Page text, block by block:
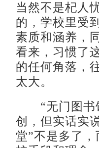
当然不是杞人
的，学校里受
素质和涵养，
看来，习惯了
的任何角落，
太大。
“无门图书馆
创，但实话实
堂”不是多了